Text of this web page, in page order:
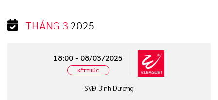
THÁNG 3 2025
18:00 - 08/03/2025
KẾT THÚC
SVĐ Bình Dương